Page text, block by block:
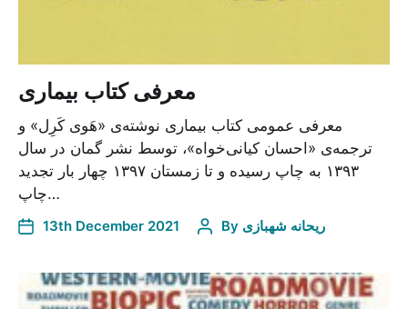
معرفی کتاب بیماری
معرفی عمومی کتاب بیماری نوشته‌ی «هَوی کَرِل» و
ترجمه‌ی «احسان کیانی‌خواه»، توسط نشر گمان در سال
۱۳۹۳ به چاپ رسیده و تا زمستان ۱۳۹۷ چهار بار تجدید
چاپ…
13th December 2021 By ریحانه شهبازی